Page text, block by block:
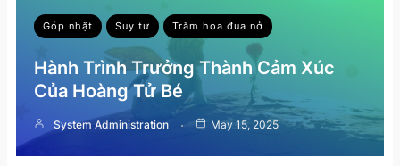
Góp nhặt Suy tư Trăm hoa đua nở
Hành Trình Trưởng Thành Cảm Xúc
Của Hoàng Tử Bé
System Administration May 15, 2025